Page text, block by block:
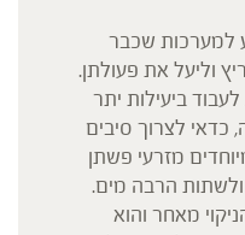
למערכות שכבר
וליעל את פעולתן.
ביעילות יתר
כדאי לצרוך סיבים
מזרעי פשתן
ולשתות הרבה מים.
מאחר והוא